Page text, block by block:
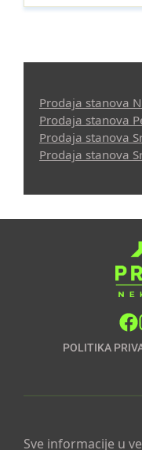
Prodaja stanova
Prodaja stanova
Prodaja stanova
Prodaja stanova
POLITIKA
Sve informacije u